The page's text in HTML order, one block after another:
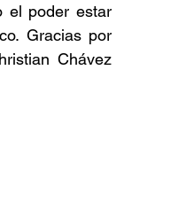
el poder estar
Gracias por
Chávez